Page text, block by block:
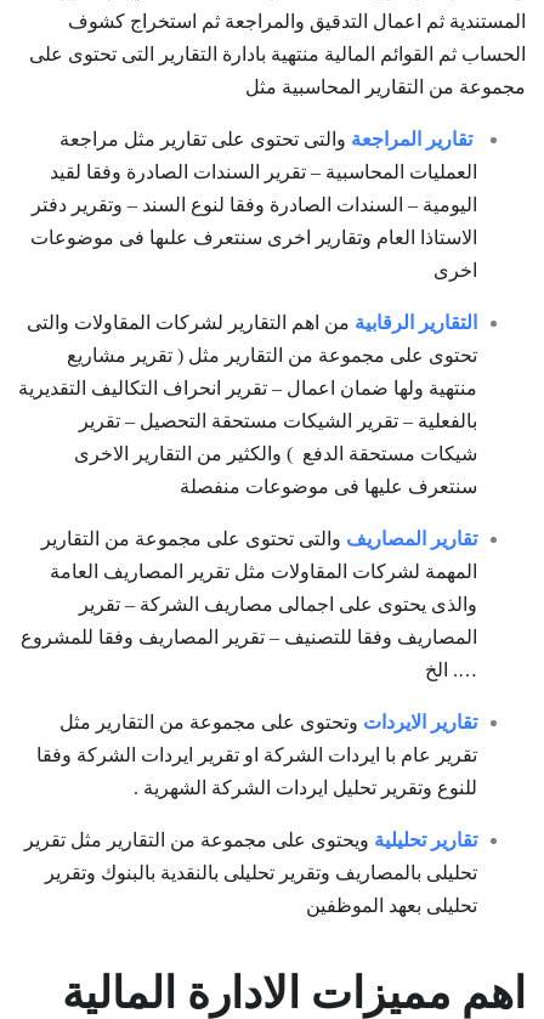
المستندية ثم اعمال التدقيق والمراجعة ثم استخراج كشوف
الحساب ثم القوائم المالية منتهية بادارة التقارير التى تحتوى على
مجموعة من التقارير المحاسبية مثل
تقارير المراجعة والتى تحتوى على تقارير مثل مراجعة
العمليات المحاسبية – تقرير السندات الصادرة وفقا لقيد
اليومية – السندات الصادرة وفقا لنوع السند – وتقرير دفتر
الاستاذا العام وتقارير اخرى سنتعرف علىها فى موضوعات
اخرى
التقارير الرقابية من اهم التقارير لشركات المقاولات والتى
تحتوى على مجموعة من التقارير مثل ( تقرير مشاريع
منتهية ولها ضمان اعمال – تقرير انحراف التكاليف التقديرية
بالفعلية – تقرير الشيكات مستحقة التحصيل – تقرير
شيكات مستحقة الدفع ) والكثير من التقارير الاخرى
سنتعرف عليها فى موضوعات منفصلة
تقارير المصاريف والتى تحتوى على مجموعة من التقارير
المهمة لشركات المقاولات مثل تقرير المصاريف العامة
والذى يحتوى على اجمالى مصاريف الشركة – تقرير
المصاريف وفقا للتصنيف – تقرير المصاريف وفقا للمشروع
…. الخ
تقارير الايردات وتحتوى على مجموعة من التقارير مثل
تقرير عام با ايردات الشركة او تقرير ايردات الشركة وفقا
للنوع وتقرير تحليل ايردات الشركة الشهرية .
تقارير تحليلية ويحتوى على مجموعة من التقارير مثل تقرير
تحليلى بالمصاريف وتقرير تحليلى بالنقدية بالبنوك وتقرير
تحليلى بعهد الموظفين
اهم مميزات الادارة المالية